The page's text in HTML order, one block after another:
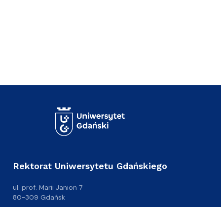
Rektorat Uniwersytetu Gdańskiego
ul. prof. Marii Janion 7
80-309 Gdańsk